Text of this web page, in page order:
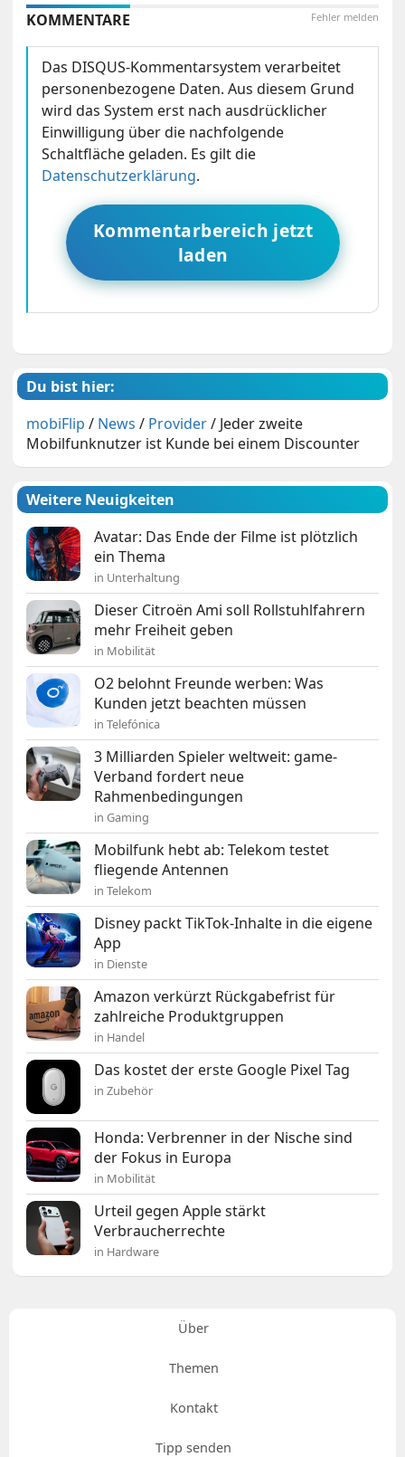
Fehler melden
KOMMENTARE
Das DISQUS-Kommentarsystem verarbeitet
personenbezogene Daten. Aus diesem Grund
wird das System erst nach ausdrücklicher
Einwilligung über die nachfolgende
Schaltfläche geladen. Es gilt die
Datenschutzerklärung.
Kommentarbereich jetzt
laden
Du bist hier:
mobiFlip / News / Provider/ Jeder zweite
Mobilfunknutzer ist Kunde bei einem Discounter
Weitere Neuigkeiten
Avatar: Das Ende der Filme ist plötzlich
ein Thema
in Unterhaltung
Dieser Citroën Ami soll Rollstuhlfahrern
mehr Freiheit geben
in Mobilität
O2 belohnt Freunde werben: Was
Kunden jetzt beachten müssen
in Telefónica
3 Milliarden Spieler weltweit: game-
Verband fordert neue
Rahmenbedingungen
in Gaming
Mobilfunk hebt ab: Telekom testet
fliegende Antennen
in Telekom
Disney packt TikTok-Inhalte in die eigene
App
in Dienste
Amazon verkürzt Rückgabefrist für
zahlreiche Produktgruppen
in Handel
Das kostet der erste Google Pixel Tag
in Zubehör
Honda: Verbrenner in der Nische sind
der Fokus in Europa
in Mobilität
Urteil gegen Apple stärkt
Verbraucherrechte
in Hardware
Über
Themen
Kontakt
Tipp senden